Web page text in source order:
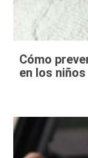
Cómo
en los niños